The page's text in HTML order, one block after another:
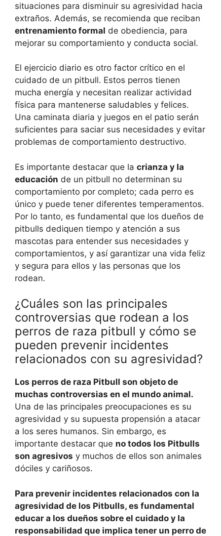
situaciones para disminuir su agresividad hacia
extraños. Además, se recomienda que reciban
entrenamiento formal de obediencia, para
mejorar su comportamiento y conducta social.
El ejercicio diario es otro factor crítico en el
cuidado de un pitbull. Estos perros tienen
mucha energía y necesitan realizar actividad
física para mantenerse saludables y felices.
Una caminata diaria y juegos en el patio serán
suficientes para saciar sus necesidades y evitar
problemas de comportamiento destructivo.
Es importante destacar que la crianza y la
educación de un pitbull no determinan su
comportamiento por completo; cada perro es
único y puede tener diferentes temperamentos.
Por lo tanto, es fundamental que los dueños de
pitbulls dediquen tiempo y atención a sus
mascotas para entender sus necesidades y
comportamientos, y así garantizar una vida feliz
y segura para ellos y las personas que los
rodean.
¿Cuáles son las principales
controversias que rodean a los
perros de raza pitbull y cómo se
pueden prevenir incidentes
relacionados con su agresividad?
Los perros de raza Pitbull son objeto de
muchas controversias en el mundo animal.
Una de las principales preocupaciones es su
agresividad y su supuesta propensión a atacar
a los seres humanos. Sin embargo, es
importante destacar que no todos los Pitbulls
son agresivos y muchos de ellos son animales
dóciles y cariñosos.
Para prevenir incidentes relacionados con la
agresividad de los Pitbulls, es fundamental
educar a los dueños sobre el cuidado y la
responsabilidad que implica tener un perro de